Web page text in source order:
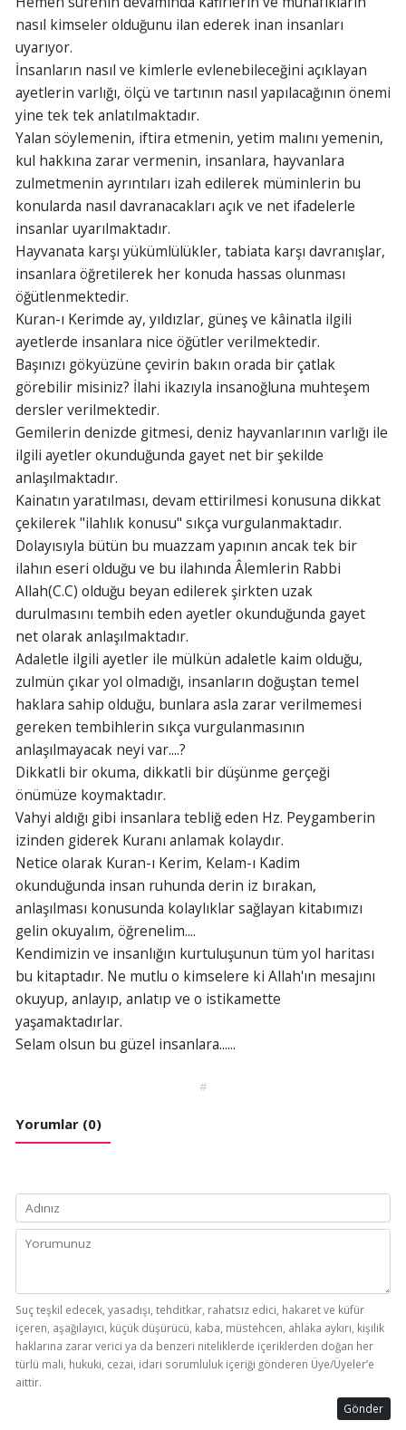
nasıl kimseler olduğunu ilan ederek inan insanları
uyarıyor.
İnsanların nasıl ve kimlerle evlenebileceğini açıklayan
ayetlerin varlığı, ölçü ve tartının nasıl yapılacağının önemi
yine tek tek anlatılmaktadır.
Yalan söylemenin, iftira etmenin, yetim malını yemenin,
kul hakkına zarar vermenin, insanlara, hayvanlara
zulmetmenin ayrıntıları izah edilerek müminlerin bu
konularda nasıl davranacakları açık ve net ifadelerle
insanlar uyarılmaktadır.
Hayvanata karşı yükümlülükler, tabiata karşı davranışlar,
insanlara öğretilerek her konuda hassas olunması
öğütlenmektedir.
Kuran-ı Kerimde ay, yıldızlar, güneş ve kâinatla ilgili
ayetlerde insanlara nice öğütler verilmektedir.
Başınızı gökyüzüne çevirin bakın orada bir çatlak
görebilir misiniz? İlahi ikazıyla insanoğluna muhteşem
dersler verilmektedir.
Gemilerin denizde gitmesi, deniz hayvanlarının varlığı ile
ilgili ayetler okunduğunda gayet net bir şekilde
anlaşılmaktadır.
Kainatın yaratılması, devam ettirilmesi konusuna dikkat
çekilerek "ilahlık konusu" sıkça vurgulanmaktadır.
Dolayısıyla bütün bu muazzam yapının ancak tek bir
ilahın eseri olduğu ve bu ilahında Âlemlerin Rabbi
Allah(C.C) olduğu beyan edilerek şirkten uzak
durulmasını tembih eden ayetler okunduğunda gayet
net olarak anlaşılmaktadır.
Adaletle ilgili ayetler ile mülkün adaletle kaim olduğu,
zulmün çıkar yol olmadığı, insanların doğuştan temel
haklara sahip olduğu, bunlara asla zarar verilmemesi
gereken tembihlerin sıkça vurgulanmasının
anlaşılmayacak neyi var....?
Dikkatli bir okuma, dikkatli bir düşünme gerçeği
önümüze koymaktadır.
Vahyi aldığı gibi insanlara tebliğ eden Hz. Peygamberin
izinden giderek Kuranı anlamak kolaydır.
Netice olarak Kuran-ı Kerim, Kelam-ı Kadim
okunduğunda insan ruhunda derin iz bırakan,
anlaşılması konusunda kolaylıklar sağlayan kitabımızı
gelin okuyalım, öğrenelim....
Kendimizin ve insanlığın kurtuluşunun tüm yol haritası
bu kitaptadır. Ne mutlu o kimselere ki Allah'ın mesajını
okuyup, anlayıp, anlatıp ve o istikamette
yaşamaktadırlar.
Selam olsun bu güzel insanlara......
#
Yorumlar (0)
Suç teşkil edecek, yasadışı, tehditkar, rahatsız edici, hakaret ve küfür
içeren, aşağılayıcı, küçük düşürücü, kaba, müstehcen, ahlaka aykırı, kişilik
haklarına zarar verici ya da benzeri niteliklerde içeriklerden doğan her
türlü mali, hukuki, cezai, idari sorumluluk içeriği gönderen Üye/Üyeler’e
aittir.
Gönder